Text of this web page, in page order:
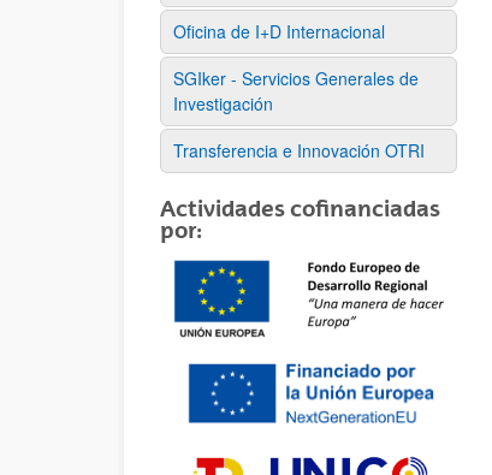
Oficina de I+D Internacional
SGIker - Servicios Generales de
Investigación
Transferencia e Innovación OTRI
Actividades cofinanciadas
por: